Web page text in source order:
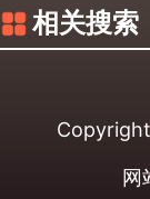
相关搜索
网